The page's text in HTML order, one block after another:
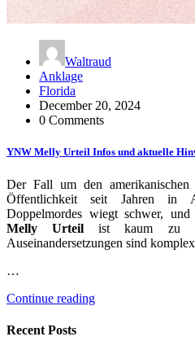
Waltraud
Anklage
Florida
December 20, 2024
0 Comments
YNW Melly Urteil Infos und aktuelle
Der Fall um den
Öffentlichkeit seit Jahren in
Doppelmordes wiegt schwer,
Melly Urteil ist kaum zu
Auseinandersetzungen sind
…
Continue reading
Recent Posts